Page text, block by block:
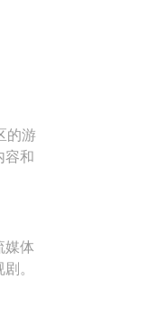
的游
容和
媒体
。